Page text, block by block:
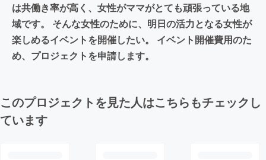
は共働き率が高く、女性がママがとても頑張っている地
域です。 そんな女性のために、明日の活力となる女性が
楽しめるイベントを開催したい。 イベント開催費用のた
め、プロジェクトを申請します。
このプロジェクトを見た人はこちらもチェックし
ています